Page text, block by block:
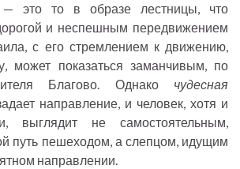
— это то в образе лестницы, что
и неспешным передвижением
с его стремлением к движению,
может показаться заманчивым, по
Благово. Однако чудесная
направление, и человек, хотя и
выглядит не самостоятельным,
путь пешеходом, а слепцом, идущим
направлении.